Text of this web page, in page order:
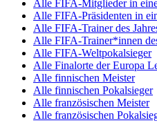
Alle FIFA-Mitglieder in
Alle FIFA-Präsidenten in
Alle FIFA-Trainer des
Alle FIFA-Trainer*innen
Alle FIFA-Weltpokalsieger
Alle Finalorte der Europa
Alle finnischen Meister
Alle finnischen Pokalsieger
Alle französischen Meister
Alle französischen